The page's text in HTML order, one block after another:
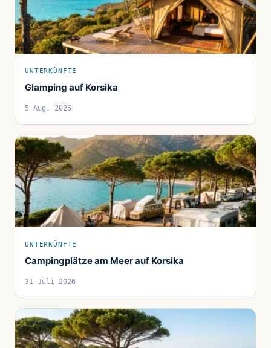
UNTERKÜNFTE
Glamping auf Korsika
5 Aug. 2026
UNTERKÜNFTE
Campingplätze am Meer auf Korsika
31 Juli 2026